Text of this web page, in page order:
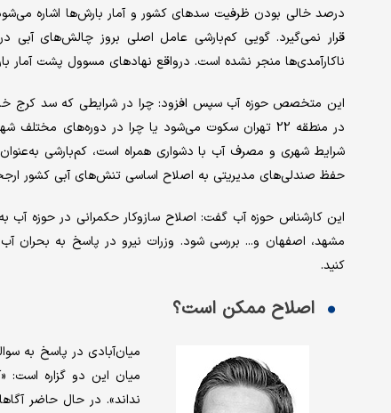
درصد خالی بودن ظرفیت سدهای کشور و آمار بارش‌ها اشاره
قرار نمی‌گیرد. گویی کم‌بارشی عامل اصلی بروز چالش‌های
ناکارآمدی‌ها منجر نشده است. درواقع نهادهای مسوول پشت آمار
این متخصص حوزه آب سپس افزود: چرا در شرایطی که سد کرج
در منطقه 22 تهران سکوت می‌شود یا چرا در دوره‌های
شرایط شهری و مصرف آب با دشواری همراه است، کم‌بارشی
حفظ صندلی‌های مدیریتی به اصلاح اساسی تنش‌های آبی کشور
این کارشناس حوزه آب گفت: اصلاح سازوکار حکمرانی در حوزه
مشهد، اصفهان و... بررسی شود. وزرات نیرو در پاسخ به
کنید.
اصلاح ممکن است؟
میان‌آبادی در پاسخ به
میان این دو گزاره است:
نداند». در حال حاضر